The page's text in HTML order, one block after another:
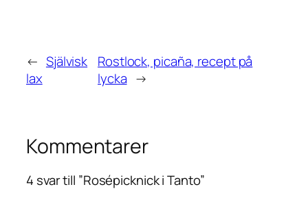
← Självisk
lax
Rostlock, picaña, recept på
lycka →
Kommentarer
4 svar till ”Rosépicknick i Tanto”